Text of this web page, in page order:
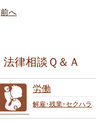
前へ
法律相談Ｑ＆Ａ
労働
解雇･残業･セクハラ